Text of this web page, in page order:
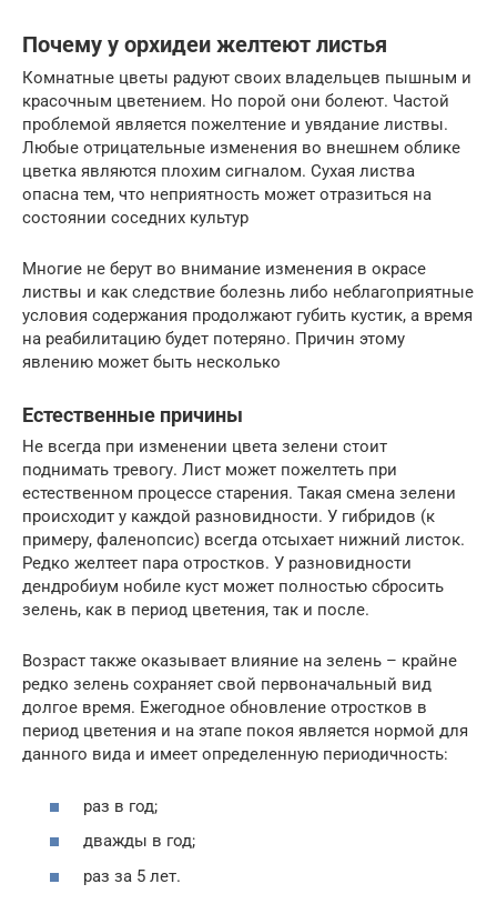
Почему у орхидеи желтеют листья
Комнатные цветы радуют своих владельцев пышным и
красочным цветением. Но порой они болеют. Частой
проблемой является пожелтение и увядание листвы.
Любые отрицательные изменения во внешнем облике
цветка являются плохим сигналом. Сухая листва
опасна тем, что неприятность может отразиться на
состоянии соседних культур
Многие не берут во внимание изменения в окрасе
листвы и как следствие болезнь либо неблагоприятные
условия содержания продолжают губить кустик, а время
на реабилитацию будет потеряно. Причин этому
явлению может быть несколько
Естественные причины
Не всегда при изменении цвета зелени стоит
поднимать тревогу. Лист может пожелтеть при
естественном процессе старения. Такая смена зелени
происходит у каждой разновидности. У гибридов (к
примеру, фаленопсис) всегда отсыхает нижний листок.
Редко желтеет пара отростков. У разновидности
дендробиум нобиле куст может полностью сбросить
зелень, как в период цветения, так и после.
Возраст также оказывает влияние на зелень – крайне
редко зелень сохраняет свой первоначальный вид
долгое время. Ежегодное обновление отростков в
период цветения и на этапе покоя является нормой для
данного вида и имеет определенную периодичность:
раз в год;
дважды в год;
раз за 5 лет.